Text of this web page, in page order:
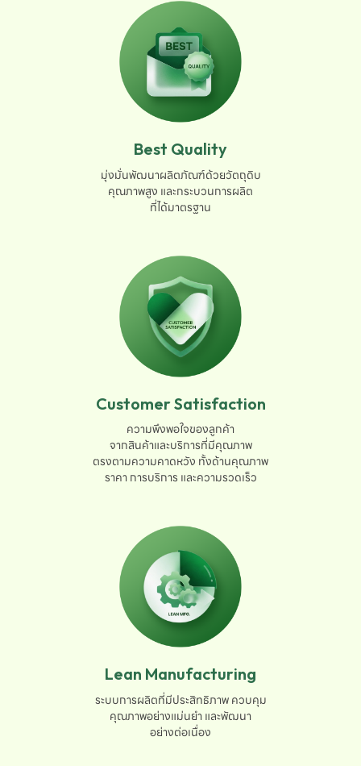
Best Quality
มุ่งมั่นพัฒนาผลิตภัณฑ์ด้วยวัตถุดิบ
คุณภาพสูง และกระบวนการผลิต
ที่ได้มาตรฐาน
Customer Satisfaction
ความพึงพอใจของลูกค้า
จากสินค้าและบริการที่มีคุณภาพ
ตรงตามความคาดหวัง ทั้งด้านคุณภาพ
ราคา การบริการ และความรวดเร็ว
Lean Manufacturing
ระบบการผลิตที่มีประสิทธิภาพ ควบคุม
คุณภาพอย่างแม่นยำ และพัฒนา
อย่างต่อเนื่อง